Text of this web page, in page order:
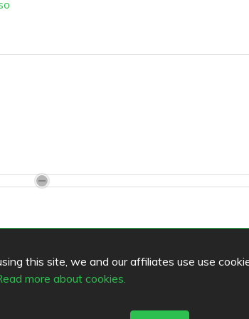
this site, we and our affiliates use use
more about cookies.